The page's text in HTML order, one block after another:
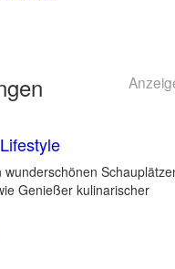
Genießer kulinarischer